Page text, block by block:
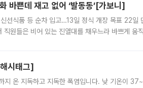
바쁜데 재고 없어 ‘발동동’[가보니]
선식품 등 순차 입고…13일 정식 개장 목표 22일
원들은 비어 있는 진열대를 채우느라 바쁘게 움
시태그]
지 온 지독하고 지독한 폭염입니다. 낮 기온이